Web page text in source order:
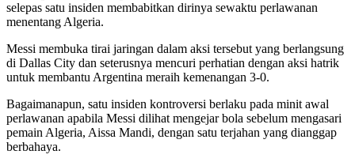
selepas satu insiden membabitkan dirinya sewaktu perlawanan
menentang Algeria.
Messi membuka tirai jaringan dalam aksi tersebut yang berlangsung
di Dallas City dan seterusnya mencuri perhatian dengan aksi hatrik
untuk membantu Argentina meraih kemenangan 3-0.
Bagaimanapun, satu insiden kontroversi berlaku pada minit awal
perlawanan apabila Messi dilihat mengejar bola sebelum mengasari
pemain Algeria, Aissa Mandi, dengan satu terjahan yang dianggap
berbahaya.